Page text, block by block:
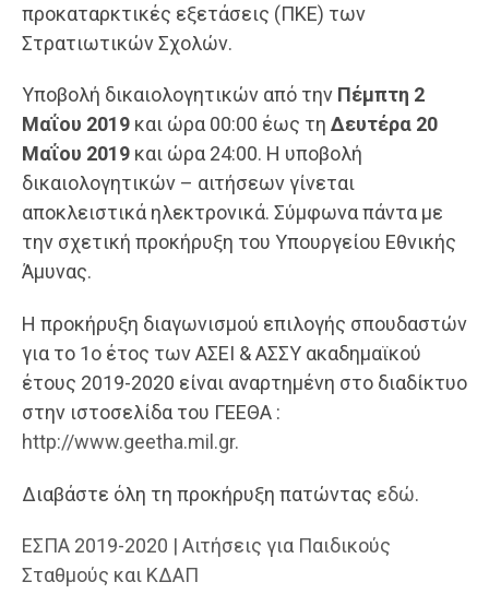
προκαταρκτικές εξετάσεις (ΠΚΕ) των
Στρατιωτικών Σχολών.
Υποβολή δικαιολογητικών από την Πέμπτη 2
Μαΐου 2019 και ώρα 00:00 έως τη Δευτέρα 20
Μαΐου 2019 και ώρα 24:00. Η υποβολή
δικαιολογητικών – αιτήσεων γίνεται
αποκλειστικά ηλεκτρονικά. Σύμφωνα πάντα με
την σχετική προκήρυξη του Υπουργείου Εθνικής
Άμυνας.
Η προκήρυξη διαγωνισμού επιλογής σπουδαστών
για το 1ο έτος των ΑΣΕΙ & ΑΣΣΥ ακαδημαϊκού
έτους 2019-2020 είναι αναρτημένη στο διαδίκτυο
στην ιστοσελίδα του ΓΕΕΘΑ :
http://www.geetha.mil.gr.
Διαβάστε όλη τη προκήρυξη πατώντας εδώ.
ΕΣΠΑ 2019-2020 | Αιτήσεις για Παιδικούς
Σταθμούς και ΚΔΑΠ